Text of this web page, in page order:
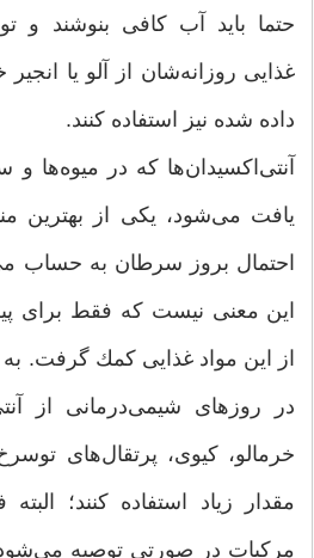
حتما باید آب كافی بنوشند و
غذایی روزانه‌شان از آلو یا
داده شده نیز استفاده كنند.
آنتی‌اكسیدان‌ها كه در میوه‌ها و
یافت می‌شود، یكی از بهترین
احتمال بروز سرطان به حساب
این معنی نیست كه فقط برای
از این مواد غذایی كمك گرفت. به
در روزهای شیمی‌درمانی از
خرمالو، كیوی، پرتقال‌های
مقدار زیاد استفاده كنند؛
مركبات در صورتی توصیه